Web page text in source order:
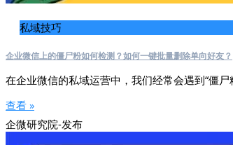
私域技巧
企业微信上的僵尸粉如何检测？如何一键批量删除单向好友？
在企业微信的私域运营中，我们经常会遇到“僵
查看 »
企微研究院-发布